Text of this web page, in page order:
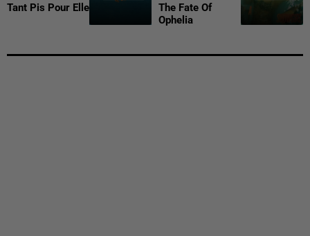
Tant Pis Pour Elle
The Fate Of
Ophelia